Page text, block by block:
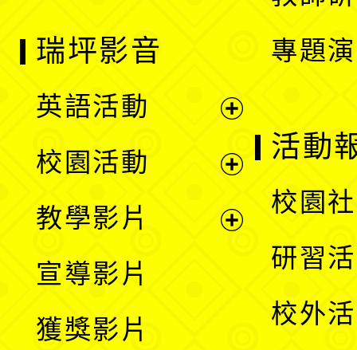
專題
瑞坪影音
英語活動
選
校園活動
教學影片
宣導影片
獲獎影片
活動
校園
研習
校外